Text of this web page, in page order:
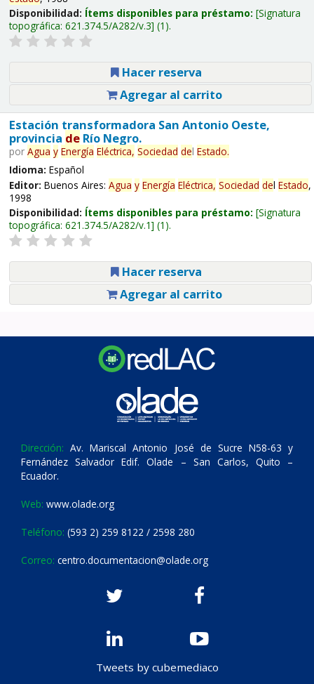
Disponibilidad: Ítems disponibles para préstamo: Signatura
topográfica: 621.374.5/A282/v.3 (1).
Hacer reserva
Agregar al carrito
Estación transformadora San Antonio Oeste,
provincia deRío Negro.
por Agua y Energía Eléctrica, Sociedad del Estado.
Idioma: Español
Editor: Buenos Aires: Agua y Energía Eléctrica, Sociedad del Estado,
1998
Disponibilidad: Ítems disponibles para préstamo: Signatura
topográfica: 621.374.5/A282/v.1 (1).
Hacer reserva
Agregar al carrito
Dirección: Av. Mariscal Antonio José de Sucre N58-63 y
Fernández Salvador Edif. Olade – San Carlos, Quito –
Ecuador.
Web: www.olade.org
Teléfono: (593 2) 259 8122 / 2598 280
Correo: centro.documentacion@olade.org
Tweets by cubemediaco